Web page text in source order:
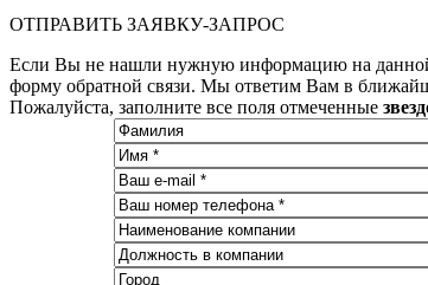
ОТПРАВИТЬ ЗАЯВКУ-ЗАПРОС
Если Вы не нашли нужную информацию на данной
форму обратной связи. Мы ответим Вам в
Пожалуйста, заполните все поля отмеченные